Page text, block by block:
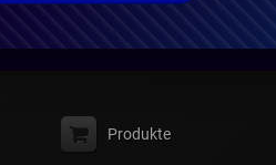
Produkte